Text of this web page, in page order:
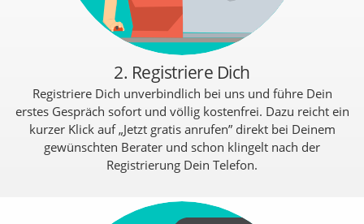
2. Registriere Dich
Registriere Dich unverbindlich bei uns und führe Dein
erstes Gespräch sofort und völlig kostenfrei. Dazu reicht ein
kurzer Klick auf „Jetzt gratis anrufen” direkt bei Deinem
gewünschten Berater und schon klingelt nach der
Registrierung Dein Telefon.